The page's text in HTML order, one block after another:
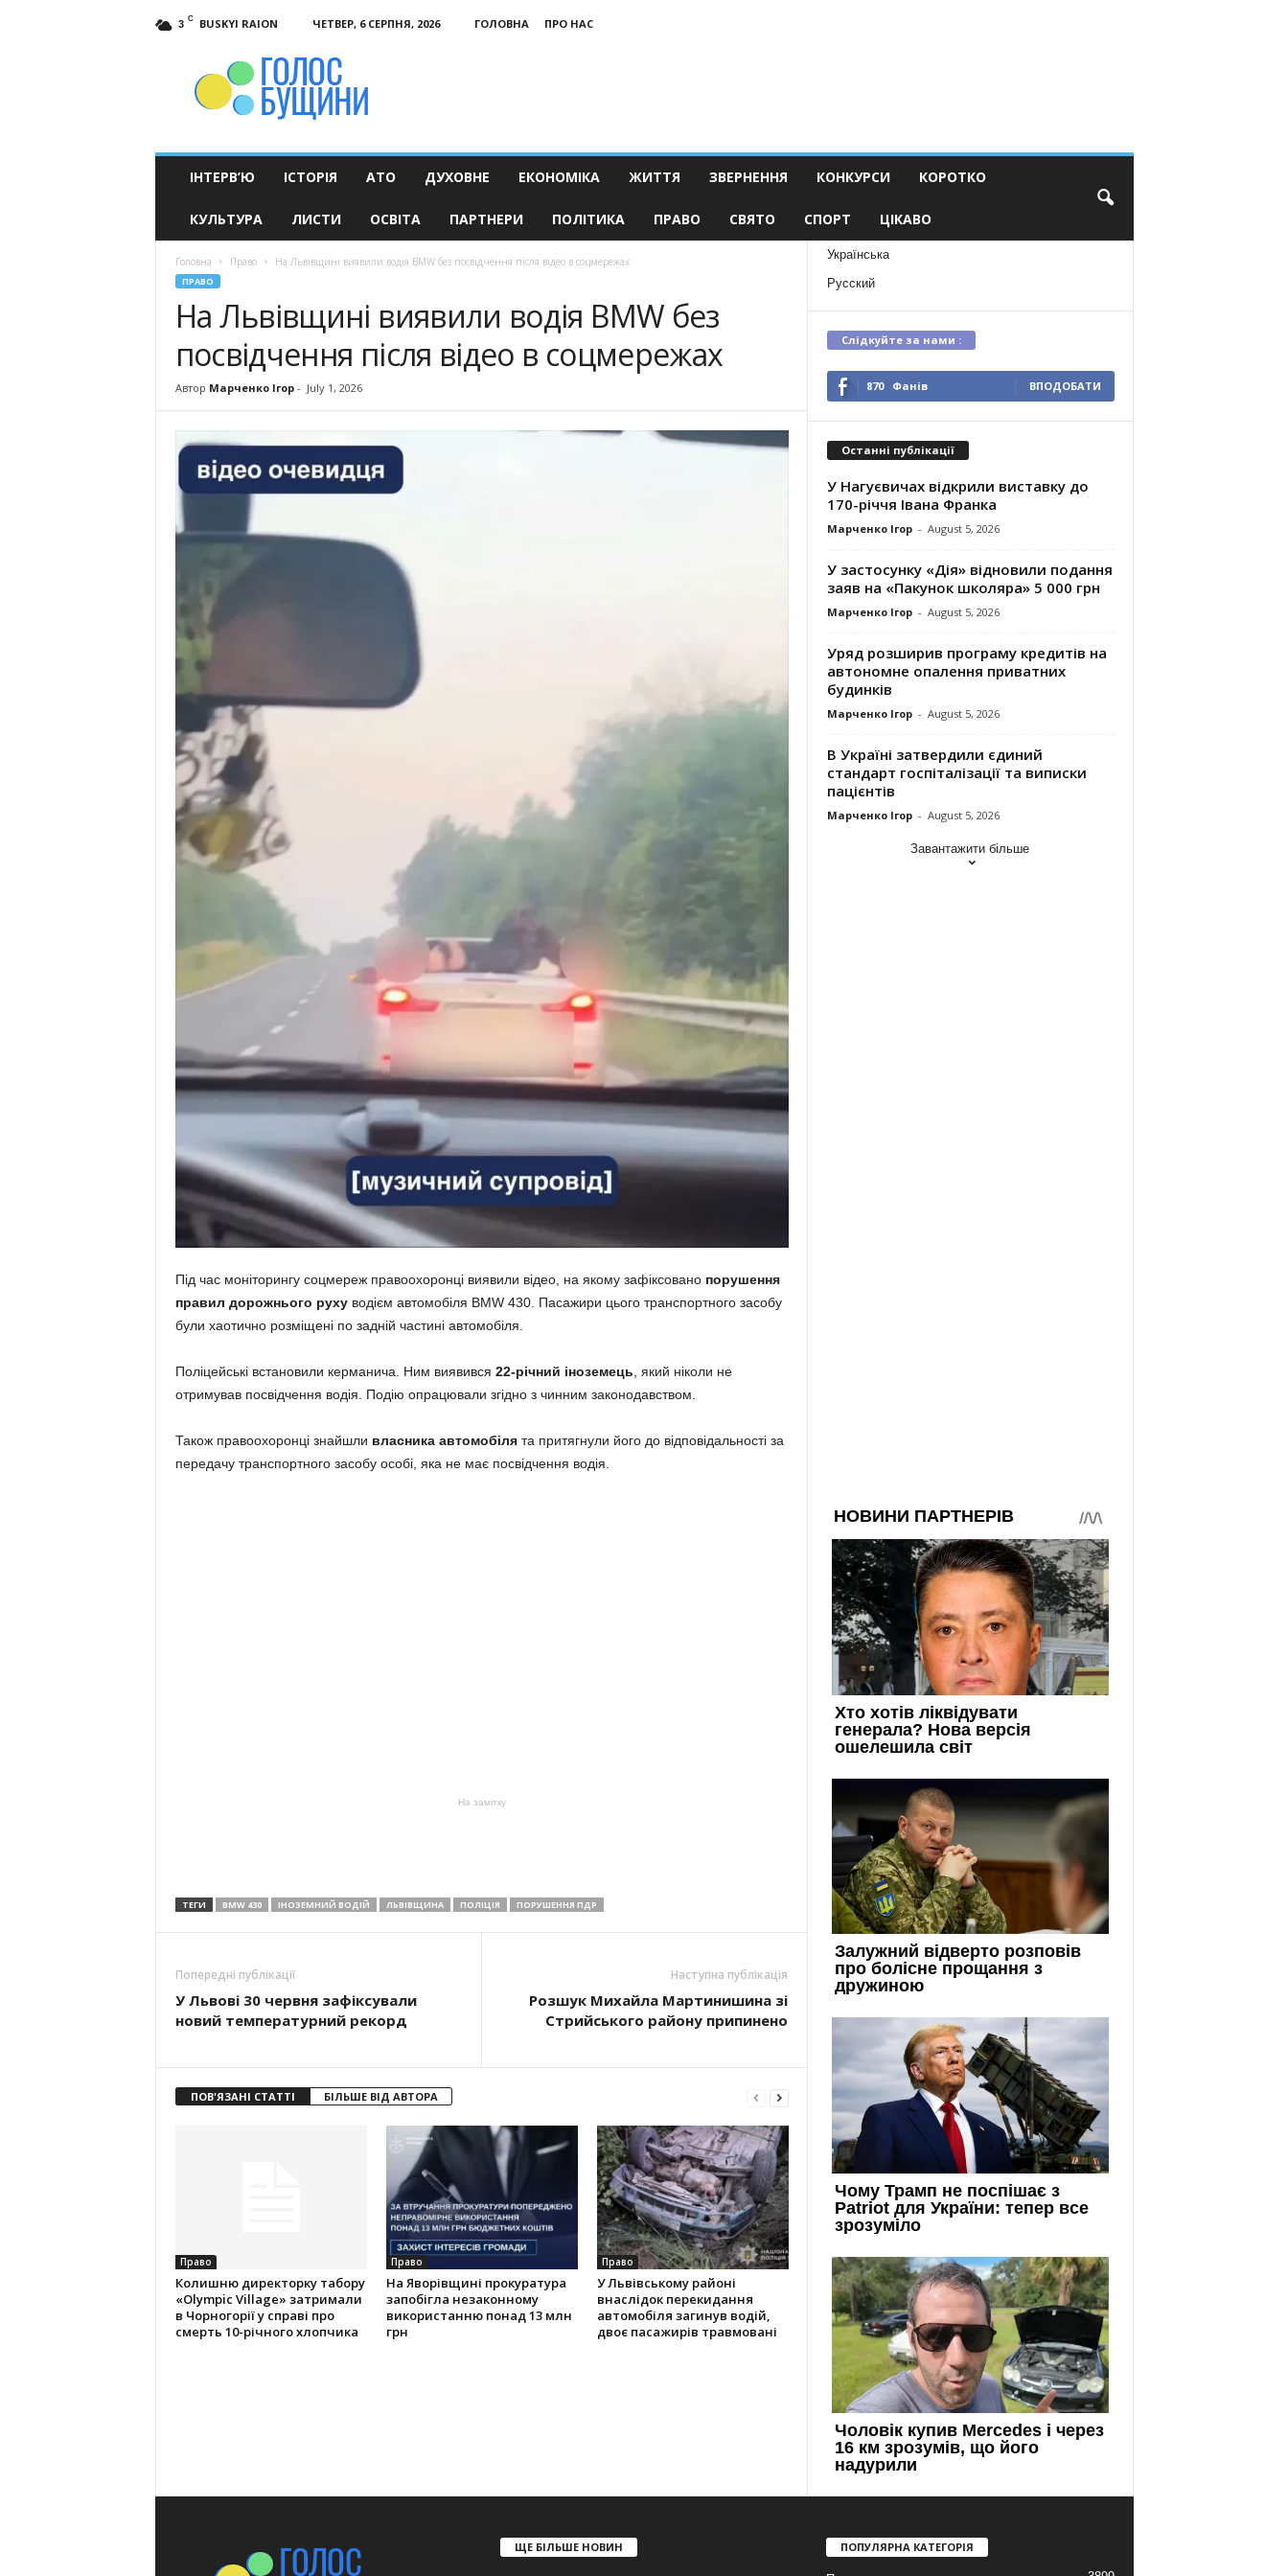
3 C BUSKYI RAION ЧЕТВЕР, 6 СЕРПНЯ, 2026 ГОЛОВНА
ПРО НАС
ІНТЕРВ’Ю ІСТОРІЯ АТО ДУХОВНЕ ЕКОНОМІКА ЖИТТЯ ЗВЕРНЕННЯ КОНКУРСИ КОРОТКО
КУЛЬТУРА ЛИСТИ ОСВІТА ПАРТНЕРИ ПОЛІТИКА ПРАВО СВЯТО СПОРТ ЦІКАВО
Головна Право На Львівщині виявили водія BMW без посвідчення після відео в соцмережах
ПРАВО
На Львівщині виявили водія BMW без
посвідчення після відео в соцмережах
Автор Марченко Ігор- July 1, 2026
Під час моніторингу соцмереж правоохоронці виявили відео, на якому зафіксовано порушення
правил дорожнього рухуводієм автомобіля BMW 430. Пасажири цього транспортного засобу
були хаотично розміщені по задній частині автомобіля.
Поліцейські встановили керманича. Ним виявився 22-річний іноземець , який ніколи не
отримував посвідчення водія. Подію опрацювали згідно з чинним законодавством.
Також правоохоронці знайшли власника автомобілята притягнули його до відповідальності за
передачу транспортного засобу особі, яка не має посвідчення водія.
На замітку
ТЕГИ BMW 430 ІНОЗЕМНИЙ ВОДІЙ ЛЬВІВЩИНА ПОЛІЦІЯ ПОРУШЕННЯ ПДР
Попередні публікації
У Львові 30 червня зафіксували
новий температурний рекорд
Наступна публікація
Розшук Михайла Мартинишина зі
Стрийського району припинено
ПОВ'ЯЗАНІ СТАТТІ БІЛЬШЕ ВІД АВТОРА
Право
Колишню директорку табору
«Olympic Village» затримали
в Чорногорії у справі про
смерть 10-річного хлопчика
Право
На Яворівщині прокуратура
запобігла незаконному
використанню понад 13 млн
грн
Право
У Львівському районі
внаслідок перекидання
автомобіля загинув водій,
двоє пасажирів травмовані
Українська
Русский
Слідкуйте за нами :
870 Фанів ВПОДОБАТИ
Останні публікації
У Нагуєвичах відкрили виставку до
170-річчя Івана Франка
Марченко Ігор - August 5, 2026
У застосунку «Дія» відновили подання
заяв на «Пакунок школяра» 5 000 грн
Марченко Ігор - August 5, 2026
Уряд розширив програму кредитів на
автономне опалення приватних
будинків
Марченко Ігор - August 5, 2026
В Україні затвердили єдиний
стандарт госпіталізації та виписки
пацієнтів
Марченко Ігор - August 5, 2026
Завантажити більше
ЩЕ БІЛЬШЕ НОВИН ПОПУЛЯРНА КАТЕГОРІЯ